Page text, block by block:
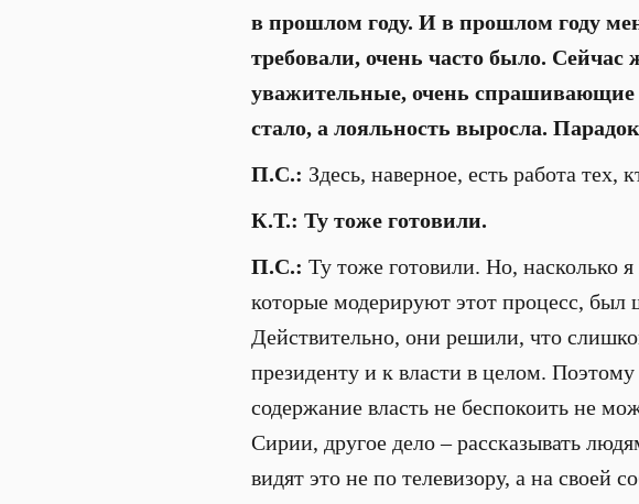
в прошлом году. И в прошлом году
требовали, очень часто было. Сейчас
уважительные, очень спрашивающие
стало, а лояльность выросла.
П.С.: Здесь, наверное, есть работа
К.Т.: Ту тоже готовили.
П.С.: Ту тоже готовили. Но, насколько
которые модерируют этот процесс, был
Действительно, они решили, что
президенту и к власти в целом.
содержание власть не беспокоить не
Сирии, другое дело – рассказывать
видят это не по телевизору, а на своей